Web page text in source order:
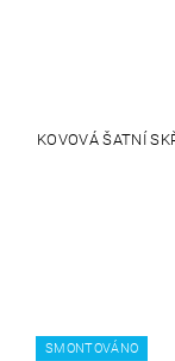
KOVOVÁ ŠATNÍ
SMONTOVÁNO